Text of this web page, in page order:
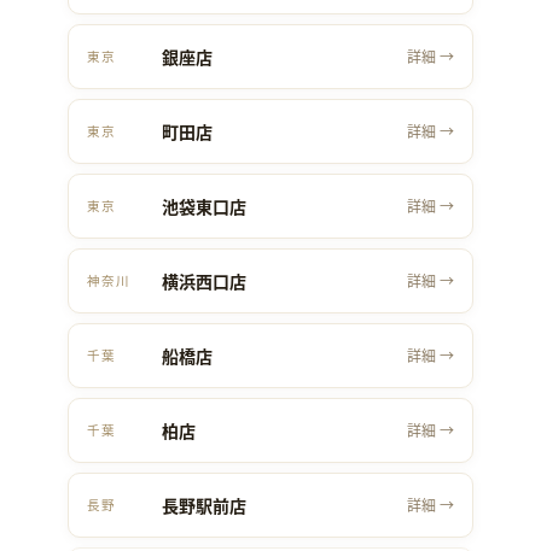
東京 銀座店 詳細 →
東京 町田店 詳細 →
東京 池袋東口店 詳細 →
神奈川 横浜西口店 詳細 →
千葉 船橋店 詳細 →
千葉 柏店 詳細 →
長野 長野駅前店 詳細 →